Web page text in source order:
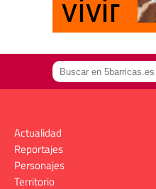
Actualidad
Reportajes
Personajes
Territorio